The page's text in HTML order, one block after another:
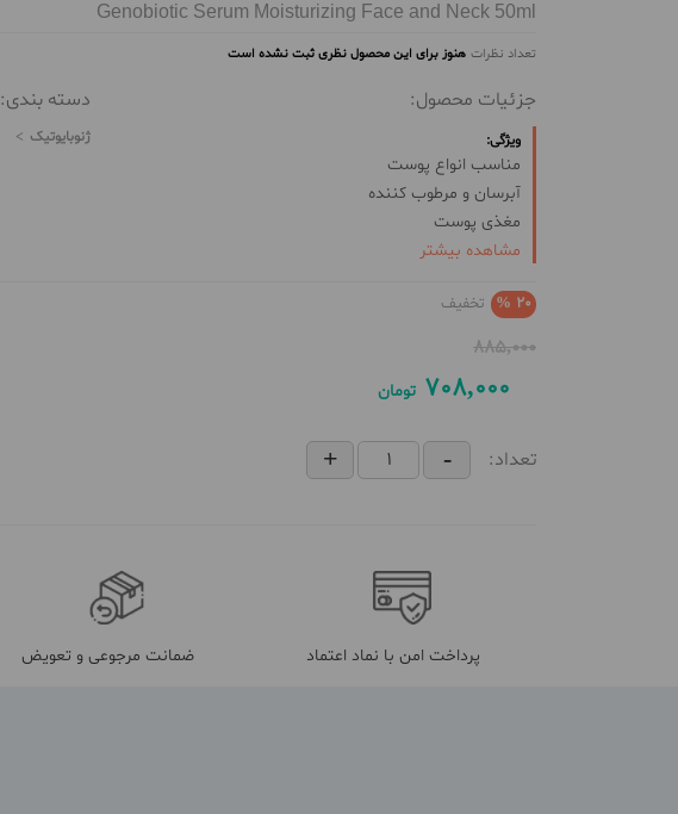
Genobiotic Serum Moisturizing Face and Neck 50ml
تعداد نظرات هنوز برای این محصول نظری ثبت نشده است
جزئیات محصول:
ویژگی:
مناسب انواع پوست
آبرسان و مرطوب کننده
مغذی پوست
مناسب گردن و صورت
شاداب و درخشان کننده
رفع کدری پوست
مشاهده بیشتر
دسته بندی:
ژنوبایوتیک
20 % تخفیف
885,000
708,000 تومان
تعداد:
پرداخت امن با نماد اعتماد ضمانت مرجوعی و تعویض